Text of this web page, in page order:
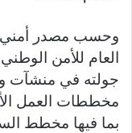
العام للأمن
جولته في منشآت
مخططات العمل
بما فيها مخطط